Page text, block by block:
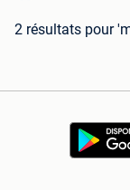
2 résultats pour